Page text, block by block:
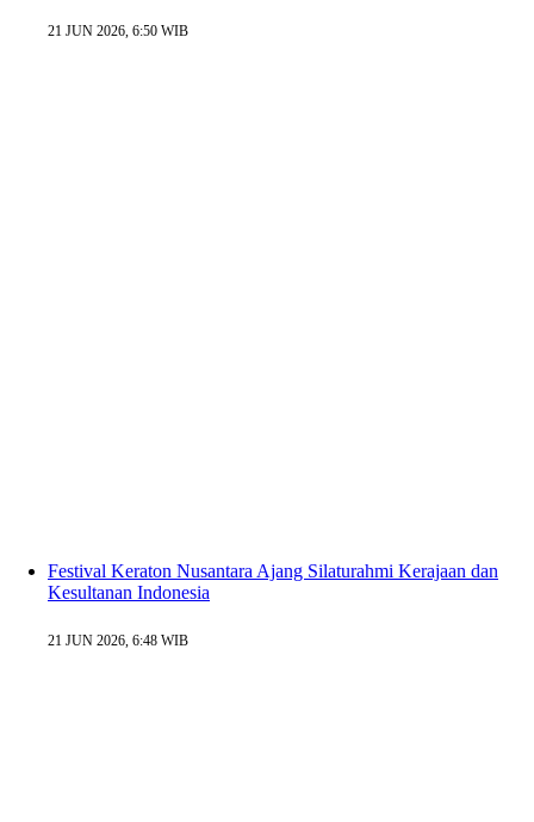
21 JUN 2026, 6:50 WIB
Festival Keraton Nusantara Ajang Silaturahmi Kerajaan dan
Kesultanan Indonesia
21 JUN 2026, 6:48 WIB